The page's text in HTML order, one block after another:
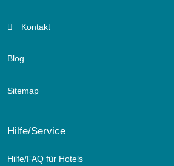
Kontakt
Blog
Sitemap
Hilfe/Service
Hilfe/FAQ für Hotels